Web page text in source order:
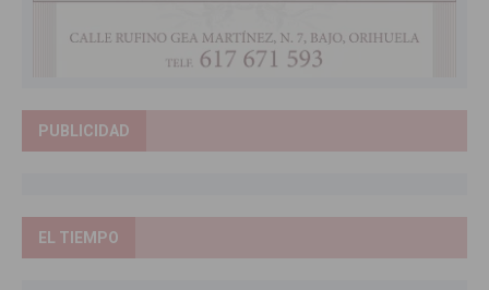
PUBLICIDAD
EL TIEMPO